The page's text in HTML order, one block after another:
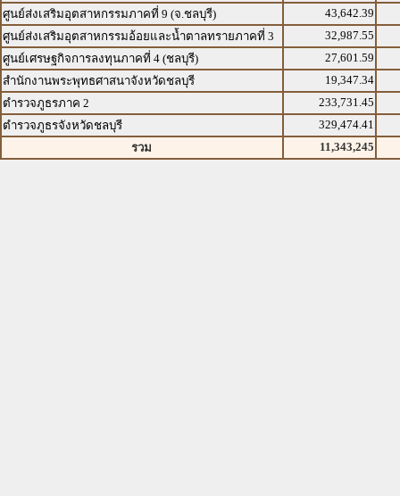
ศูนย์ส่งเสริมอุตสาหกรรมภาคที่ 9 (จ.ชลบุรี)
43,642.39
ศูนย์ส่งเสริมอุตสาหกรรมอ้อยและน้ำตาลทรายภาคที่ 3
32,987.55
ศูนย์เศรษฐกิจการลงทุนภาคที่ 4 (ชลบุรี)
27,601.59
สำนักงานพระพุทธศาสนาจังหวัดชลบุรี
19,347.34
ตำรวจภูธรภาค 2
233,731.45
ตำรวจภูธรจังหวัดชลบุรี
329,474.41
รวม
11,343,245